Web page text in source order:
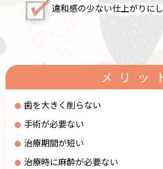
違和感の少ない仕上がりに
メリッ
歯を大きく削らない
手術が必要ない
治療期間が短い
治療時に麻酔が必要ない